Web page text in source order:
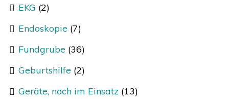
EKG (2)
Endoskopie (7)
Fundgrube (36)
Geburtshilfe (2)
Geräte, noch im Einsatz (13)